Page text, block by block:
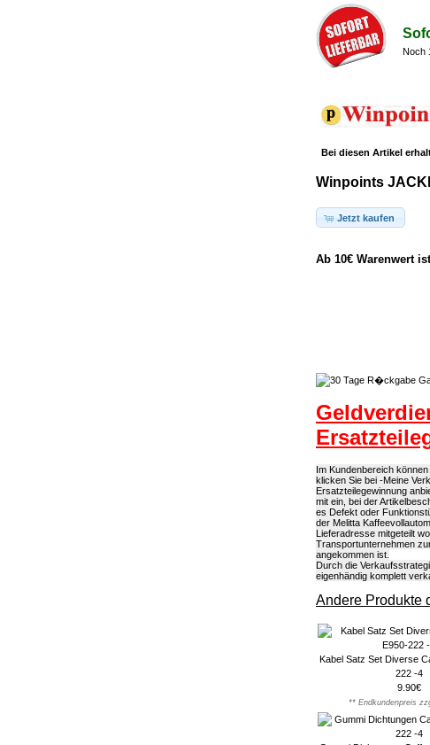
Noch
Bei diesen Artikel
Winpoints
Jetzt kaufen
Ab 10€ Warenwert
Im Kundenbereich
klicken Sie bei -Meine
Ersatzteilegewinnung
mit ein, bei der
es Defekt oder
der Melitta
Lieferadresse mitgeteilt
Transportunternehmen
angekommen ist.
Durch die
eigenhändig komplett
Andere Produkte
Kabel Satz Set Diverse
222 -4
9.90€
** Endkundenpreis